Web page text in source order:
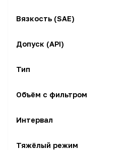
Вязкость (SAE)
Допуск (API)
Тип
Объём с фильтром
Интервал
Тяжёлый режим